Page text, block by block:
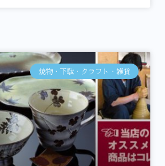
焼物・下駄・クラフト・雑貨